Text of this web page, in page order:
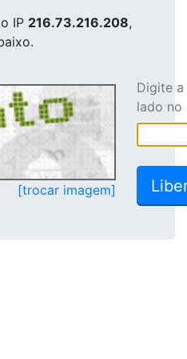
IP 216.73.216.208,
[trocar imagem]
Digite
lado no